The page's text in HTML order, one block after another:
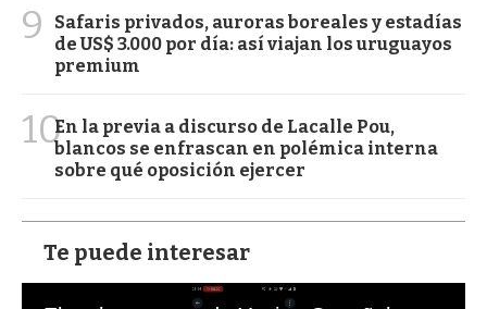
9
Safaris privados, auroras boreales y estadías
de US$ 3.000 por día: así viajan los uruguayos
premium
10En la previa a discurso de Lacalle Pou,
blancos se enfrascan en polémica interna
sobre qué oposición ejercer
Te puede interesar